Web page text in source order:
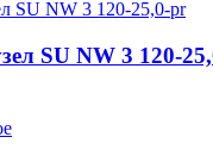
SU NW 3 120-